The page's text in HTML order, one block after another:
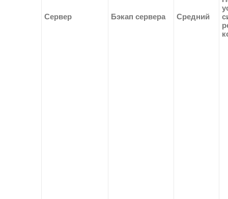
Сервер Бэкап сервера Средний